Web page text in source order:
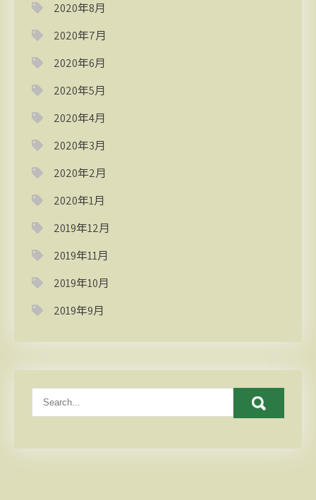
2020年8月
2020年7月
2020年6月
2020年5月
2020年4月
2020年3月
2020年2月
2020年1月
2019年12月
2019年11月
2019年10月
2019年9月